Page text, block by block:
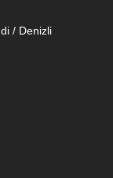
/ Denizli